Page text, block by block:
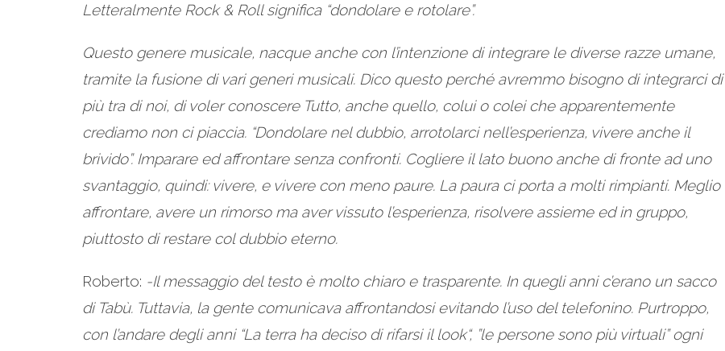
Letteralmente Rock & Roll significa “dondolare e rotolare”.
Questo genere musicale, nacque anche con l’intenzione di integrare le diverse razze umane,
tramite la fusione di vari generi musicali. Dico questo perché avremmo bisogno di integrarci di
più tra di noi, di voler conoscere Tutto, anche quello, colui o colei che apparentemente
crediamo non ci piaccia. “Dondolare nel dubbio, arrotolarci nell’esperienza, vivere anche il
brivido”. Imparare ed affrontare senza confronti. Cogliere il lato buono anche di fronte ad uno
svantaggio, quindi: vivere, e vivere con meno paure. La paura ci porta a molti rimpianti. Meglio
affrontare, avere un rimorso ma aver vissuto l’esperienza, risolvere assieme ed in gruppo,
piuttosto di restare col dubbio eterno.
Roberto: -Il messaggio del testo è molto chiaro e trasparente. In quegli anni c’erano un sacco
di Tabù. Tuttavia, la gente comunicava affrontandosi evitando l’uso del telefonino. Purtroppo,
con l’andare degli anni “La terra ha deciso di rifarsi il look“, ”le persone sono più virtuali” ogni